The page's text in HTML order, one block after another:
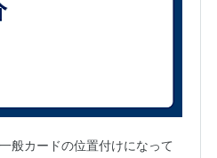
般カードの位置付けになって